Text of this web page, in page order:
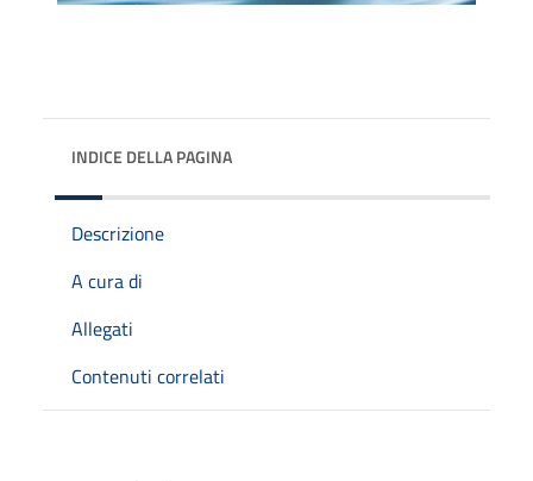
INDICE DELLA PAGINA
Descrizione
A cura di
Allegati
Contenuti correlati